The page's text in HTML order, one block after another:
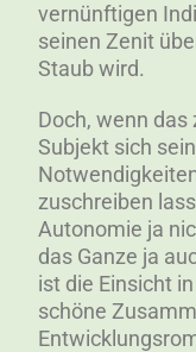
vernünftigen
seinen Zenit
Staub wird.
Doch, wenn
Subjekt sich
zuschreiben
Autonomie ja
das Ganze ja
ist die Einsicht
schöne